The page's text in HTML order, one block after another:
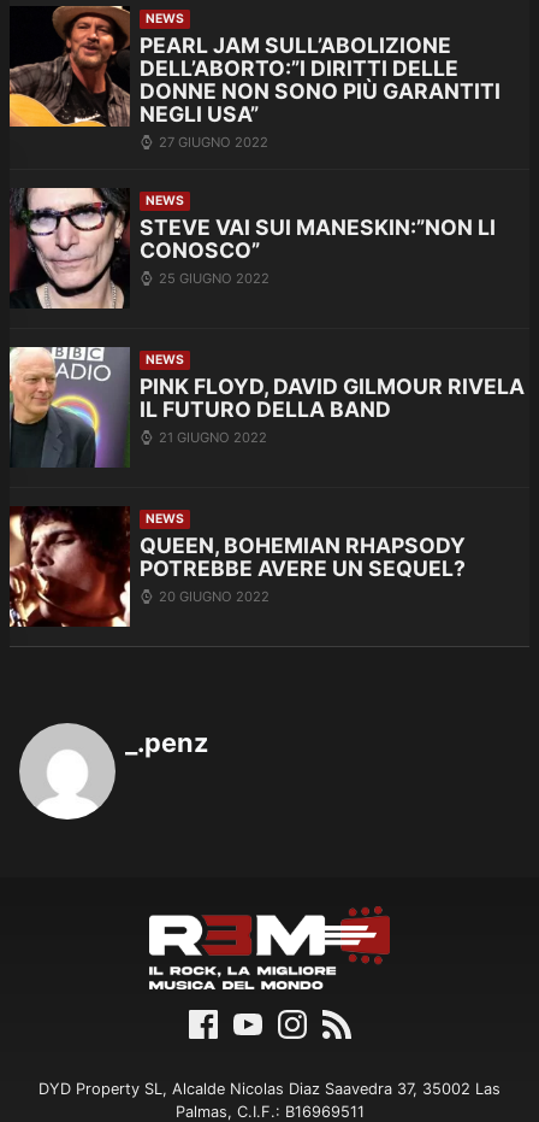
NEWS
PEARL JAM SULL’ABOLIZIONE
DELL’ABORTO:”I DIRITTI DELLE
DONNE NON SONO PIÙ GARANTITI
NEGLI USA”
27 GIUGNO 2022
NEWS
STEVE VAI SUI MANESKIN:”NON LI
CONOSCO”
25 GIUGNO 2022
NEWS
PINK FLOYD, DAVID GILMOUR RIVELA
IL FUTURO DELLA BAND
21 GIUGNO 2022
NEWS
QUEEN, BOHEMIAN RHAPSODY
POTREBBE AVERE UN SEQUEL?
20 GIUGNO 2022
_.penz
DYD Property SL, Alcalde Nicolas Diaz Saavedra 37, 35002 Las
Palmas, C.I.F.: B16969511